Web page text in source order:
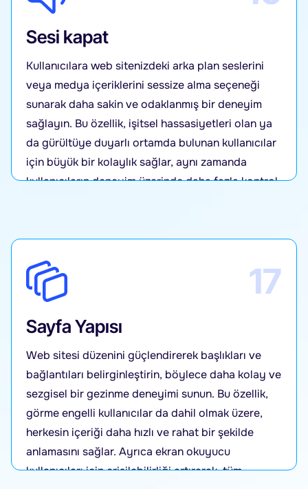
Sesi kapat
Kullanıcılara web sitenizdeki arka plan seslerini
veya medya içeriklerini sessize alma seçeneği
sunarak daha sakin ve odaklanmış bir deneyim
sağlayın. Bu özellik, işitsel hassasiyetleri olan ya
da gürültüye duyarlı ortamda bulunan kullanıcılar
için büyük bir kolaylık sağlar, aynı zamanda
kullanıcıların deneyim üzerinde daha fazla kontrol
17
Sayfa Yapısı
Web sitesi düzenini güçlendirerek başlıkları ve
bağlantıları belirginleştirin, böylece daha kolay ve
sezgisel bir gezinme deneyimi sunun. Bu özellik,
görme engelli kullanıcılar da dahil olmak üzere,
herkesin içeriği daha hızlı ve rahat bir şekilde
anlamasını sağlar. Ayrıca ekran okuyucu
kullanıcıları için erişilebilirliği artırarak, tüm